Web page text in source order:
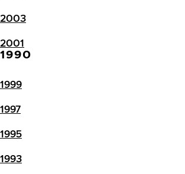
2003
2001
1990
1999
1997
1995
1993